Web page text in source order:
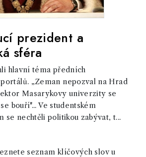
prezident a
sféra
hlavní téma předních
„Zeman nepozval na Hrad
Masarykovy univerzity se
bouří"... Ve studentském
se nechtěli politikou zabývat, t...
seznam klíčových slov u